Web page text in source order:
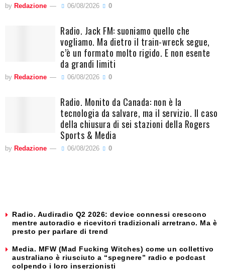
by Redazione 06/08/2026 0
Radio. Jack FM: suoniamo quello che
vogliamo. Ma dietro il train-wreck segue,
c’è un formato molto rigido. E non esente
da grandi limiti
by Redazione 06/08/2026 0
Radio. Monito da Canada: non è la
tecnologia da salvare, ma il servizio. Il caso
della chiusura di sei stazioni della Rogers
Sports & Media
by Redazione 06/08/2026 0
Radio. Audiradio Q2 2026: device connessi crescono
mentre autoradio e ricevitori tradizionali arretrano. Ma è
presto per parlare di trend
Media. MFW (Mad Fucking Witches) come un collettivo
australiano è riusciuto a “spegnere” radio e podcast
colpendo i loro inserzionisti